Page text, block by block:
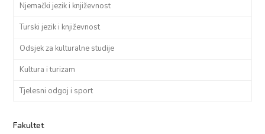
Njemački jezik i književnost
Turski jezik i književnost
Odsjek za kulturalne studije
Kultura i turizam
Tjelesni odgoj i sport
Fakultet